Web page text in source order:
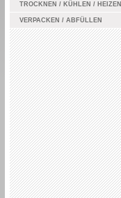
TROCKNEN / KÜHLEN / HEIZEN
VERPACKEN / ABFÜLLEN